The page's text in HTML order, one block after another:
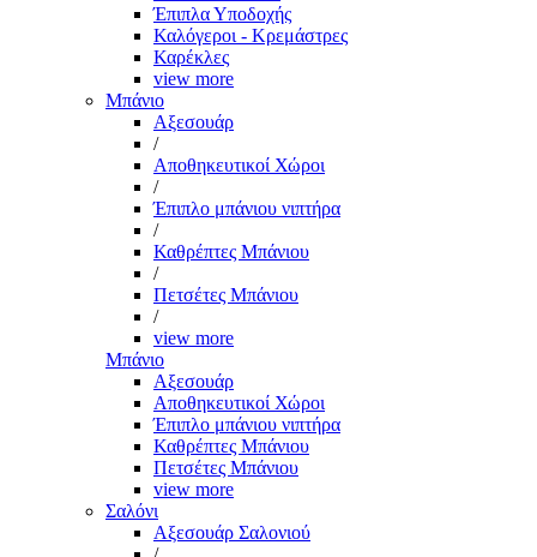
Έπιπλα Υποδοχής
Καλόγεροι - Κρεμάστρες
Καρέκλες
view more
Μπάνιο
Αξεσουάρ
/
Αποθηκευτικοί Χώροι
/
Έπιπλο μπάνιου νιπτήρα
/
Καθρέπτες Μπάνιου
/
Πετσέτες Μπάνιου
/
view more
Μπάνιο
Αξεσουάρ
Αποθηκευτικοί Χώροι
Έπιπλο μπάνιου νιπτήρα
Καθρέπτες Μπάνιου
Πετσέτες Μπάνιου
view more
Σαλόνι
Αξεσουάρ Σαλονιού